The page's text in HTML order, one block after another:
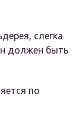
слегка
должен быть
по